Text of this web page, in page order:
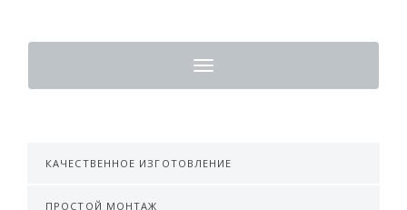
Toggle
navigation
КАЧЕСТВЕННОЕ ИЗГОТОВЛЕНИЕ
ПРОСТОЙ МОНТАЖ